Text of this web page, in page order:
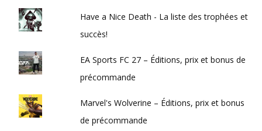
Have a Nice Death - La liste des trophées et
succès!
EA Sports FC 27 – Éditions, prix et bonus de
précommande
Marvel's Wolverine – Éditions, prix et bonus
de précommande